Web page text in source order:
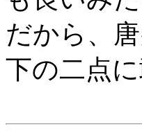
だから、
下の二点